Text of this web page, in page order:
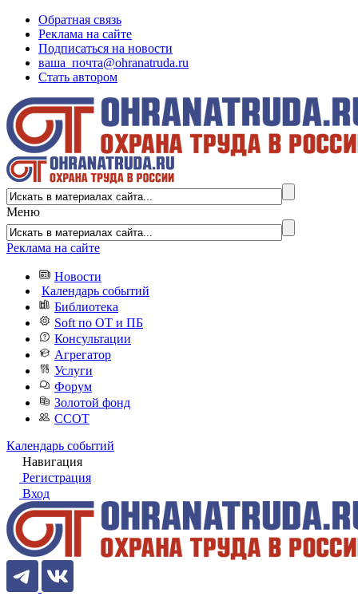
Обратная связь
Реклама на сайте
Подписаться на новости
ваша_почта@ohranatruda.ru
Стать автором
Меню
Реклама на сайте
Новости
Календарь событий
Библиотека
Soft по ОТ и ПБ
Консультации
Агрегатор
Услуги
Форум
Золотой фонд
ССОТ
Календарь событий
Навигация
Регистрация
Вход